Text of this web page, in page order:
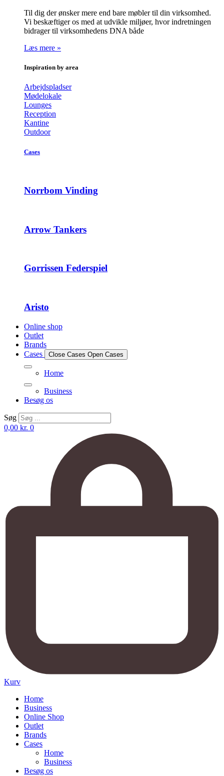
Til dig der ønsker mere end bare møbler til din virksomhed.
Vi beskæftiger os med at udvikle miljøer, hvor indretningen
bidrager til virksomhedens DNA både
Læs mere »
Inspiration by area
Arbejdspladser
Mødelokale
Lounges
Reception
Kantine
Outdoor
Cases
Norrbom Vinding
Arrow Tankers
Gorrissen Federspiel
Aristo
Online shop
Outlet
Brands
Cases
Close Cases Open Cases
Home
Business
Besøg os
Søg
0,00 kr. 0
Kurv
Home
Business
Online Shop
Outlet
Brands
Cases
Home
Business
Besøg os